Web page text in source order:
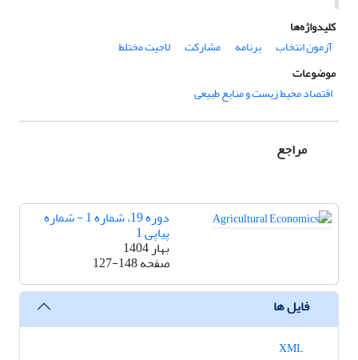
کلیدواژه‌ها
آزمون انتخاب
برنامه مشارکت
لاجیت مختلط
موضوعات
اقتصاد محیط زیست و منابع طبیعی
مراجع
دوره 19، شماره 1 - شماره
پیاپی 1
بهار 1404
صفحه127-148
فایل ها